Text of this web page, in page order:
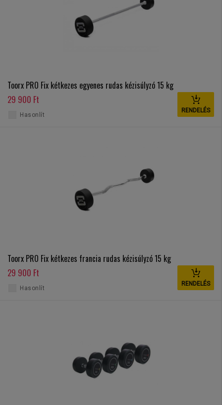
Toorx PRO Fix kétkezes egyenes rudas kézisúlyzó 15 kg
29 900 Ft
RENDELÉS
Hasonlít
Toorx PRO Fix kétkezes francia rudas kézisúlyzó 15 kg
29 900 Ft
RENDELÉS
Hasonlít